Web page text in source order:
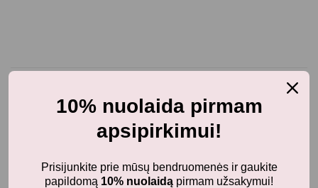
3-4 metų 7-8 metų
10% nuolaida pirmam
apsipirkimui!
Prisijunkite prie mūsų bendruomenės ir gaukite
papildomą 10% nuolaidą pirmam užsakymui!